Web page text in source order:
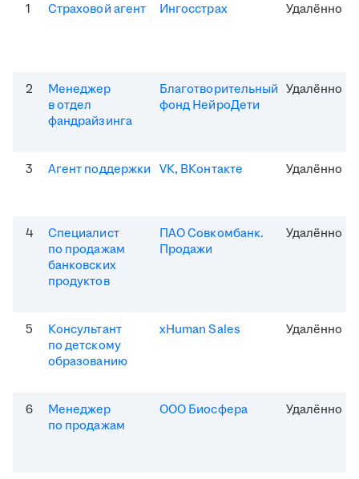
1 Страховой агент Ингосстрах Удалённо
2
Менеджер
в отдел
фандрайзинга
Благотворительный
фонд НейроДети
Удалённо
3 Агент поддержки VK, ВКонтакте Удалённо
4
Специалист
по продажам
банковских
продуктов
ПАО Совкомбанк.
Продажи
Удалённо
5
Консультант
по детскому
образованию
xHuman Sales Удалённо
6
Менеджер
по продажам
ООО Биосфера Удалённо